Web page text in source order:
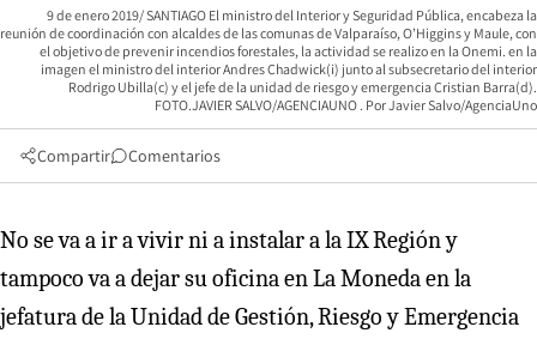
9 de enero 2019/ SANTIAGO El ministro del Interior y Seguridad Pública, encabeza la
reunión de coordinación con alcaldes de las comunas de Valparaíso, O’Higgins y Maule, con
el objetivo de prevenir incendios forestales, la actividad se realizo en la Onemi. en la
imagen el ministro del interior Andres Chadwick(i) junto al subsecretario del interior
Rodrigo Ubilla(c) y el jefe de la unidad de riesgo y emergencia Cristian Barra(d).
FOTO.JAVIER SALVO/AGENCIAUNO
Javier Salvo/AgenciaUno
Compartir Comentarios
No se va a ir a vivir ni a instalar a la IX Región y
tampoco va a dejar su oficina en La Moneda en la
jefatura de la Unidad de Gestión, Riesgo y Emergencia